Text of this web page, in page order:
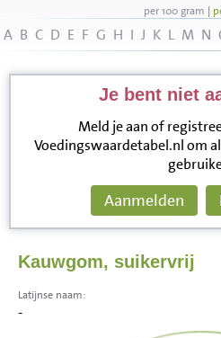
per 100 gram |
A B C D E F G H I J K L M N
Je bent niet
Meld je aan of
Voedingswaardetabel.nl om
Aanmelden
Kauwgom, suikervrij
Latijnse naam:
-